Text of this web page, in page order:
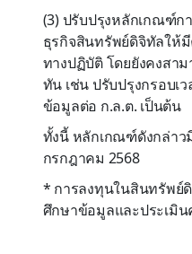
(3) ปรับปรุงหลักเกณฑ์ก
ธุรกิจสินทรัพย์ดิจิทัลให้
ทางปฏิบัติ โดยยังคงสาม
ทัน เช่น ปรับปรุงกรอบเ
ข้อมูลต่อ ก.ล.ต. เป็นต้น
ทั้งนี้ หลักเกณฑ์ดังกล่าว
กรกฎาคม 2568
* การลงทุนในสินทรัพย์
ศึกษาข้อมูลและประเมิ